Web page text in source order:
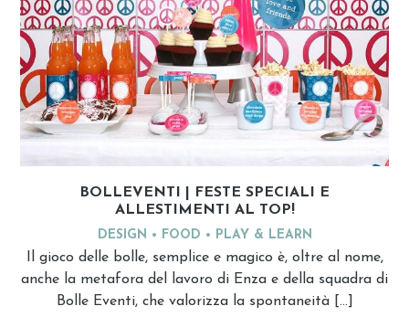
BOLLEVENTI | FESTE SPECIALI E
ALLESTIMENTI AL TOP!
DESIGN FOOD PLAY & LEARN
Il gioco delle bolle, semplice e magico è, oltre al nome,
anche la metafora del lavoro di Enza e della squadra di
Bolle Eventi, che valorizza la spontaneità […]